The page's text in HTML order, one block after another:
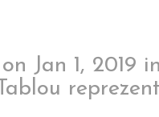
on Jan 1, 2019
Tablou